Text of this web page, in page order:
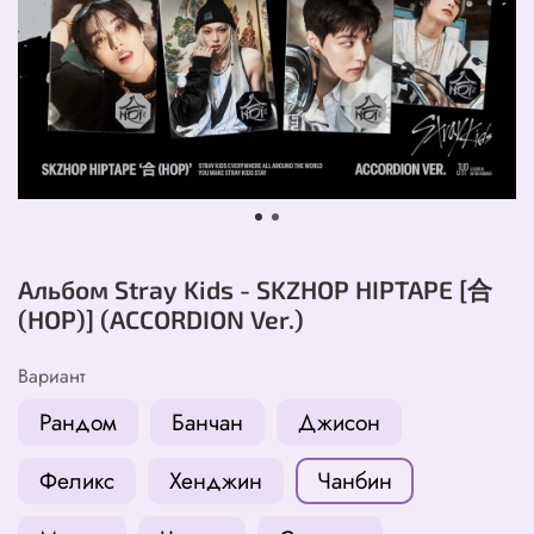
Альбом Stray Kids - SKZHOP HIPTAPE [合
(HOP)] (ACCORDION Ver.)
Вариант
Рандом Банчан
Джисон
Феликс
Хенджин
Чанбин